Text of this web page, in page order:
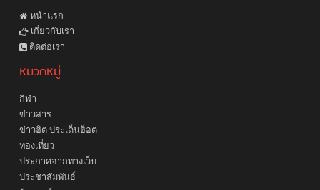
หน้าแรก
เกี่ยวกับเรา
ติดต่อเรา
หมวดหมู่
กีฬา
ข่าวสาร
ข่าวฮิต ประเด็นฮ็อต
ท่องเที่ยว
ประกาศจากทางเว็บ
ประชาสัมพันธ์